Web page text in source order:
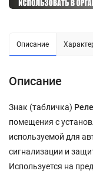
Описание
Описание
Знак (табличка)
помещения с
используемой для
сигнализации и
Используется на